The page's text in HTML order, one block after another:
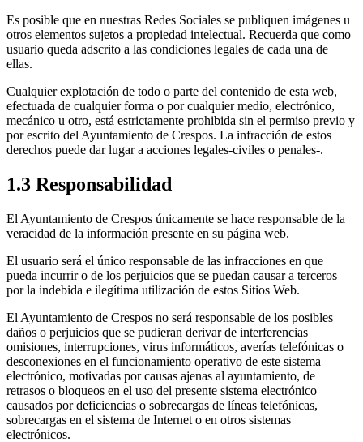
Es posible que en nuestras Redes Sociales se publiquen imágenes u
otros elementos sujetos a propiedad intelectual. Recuerda que como
usuario queda adscrito a las condiciones legales de cada una de
ellas.
Cualquier explotación de todo o parte del contenido de esta web,
efectuada de cualquier forma o por cualquier medio, electrónico,
mecánico u otro, está estrictamente prohibida sin el permiso previo y
por escrito del Ayuntamiento de Crespos. La infracción de estos
derechos puede dar lugar a acciones legales-civiles o penales-.
1.3 Responsabilidad
El Ayuntamiento de Crespos únicamente se hace responsable de la
veracidad de la información presente en su página web.
El usuario será el único responsable de las infracciones en que
pueda incurrir o de los perjuicios que se puedan causar a terceros
por la indebida e ilegítima utilización de estos Sitios Web.
El Ayuntamiento de Crespos no será responsable de los posibles
daños o perjuicios que se pudieran derivar de interferencias
omisiones, interrupciones, virus informáticos, averías telefónicas o
desconexiones en el funcionamiento operativo de este sistema
electrónico, motivadas por causas ajenas al ayuntamiento, de
retrasos o bloqueos en el uso del presente sistema electrónico
causados por deficiencias o sobrecargas de líneas telefónicas,
sobrecargas en el sistema de Internet o en otros sistemas
electrónicos.